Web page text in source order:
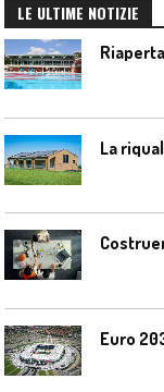
LE ULTIME NOTIZIE
La
Euro